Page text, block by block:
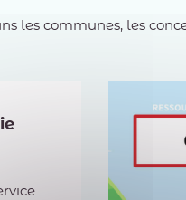
les communes, les